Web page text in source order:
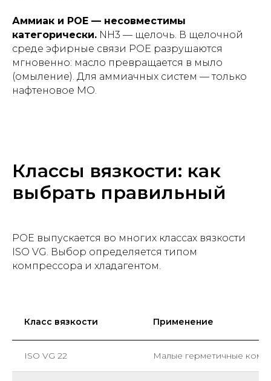
Аммиак и POE — несовместимы
категорически. NH3 — щелочь. В щелочной
среде эфирные связи POE разрушаются
мгновенно: масло превращается в мыло
(омыление). Для аммиачных систем — только
нафтеновое MO.
Классы вязкости: как
выбрать правильный
POE выпускается во многих классах вязкости
ISO VG. Выбор определяется типом
компрессора и хладагентом.
Класс вязкости Применение
ISO VG 22 Малые герметичные